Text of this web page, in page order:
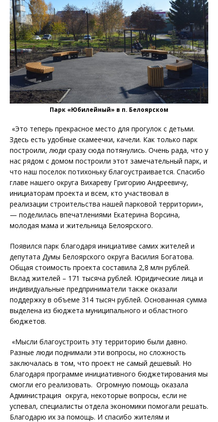
Парк «Юбилейный» в п. Белоярском
«Это теперь прекрасное место для прогулок с детьми.
Здесь есть удобные скамеечки, качели. Как только парк
построили, люди сразу сюда потянулись. Очень рада, что у
нас рядом с домом построили этот замечательный парк, и
что наш поселок потихоньку благоустраивается. Спасибо
главе нашего округа Вихареву Григорию Андреевичу,
инициаторам проекта и всем, кто участвовал в
реализации строительства нашей парковой территории»,
— поделилась впечатлениями Екатерина Ворсина,
молодая мама и жительница Белоярского.
Появился парк благодаря инициативе самих жителей и
депутата Думы Белоярского округа Василия Богатова.
Общая стоимость проекта составила 2,8 млн рублей.
Вклад жителей – 171 тысяча рублей. Юридические лица и
индивидуальные предприниматели также оказали
поддержку в объеме 314 тысяч рублей. Основанная сумма
выделена из бюджета муниципального и областного
бюджетов.
«Мысли благоустроить эту территорию были давно.
Разные люди поднимали эти вопросы, но сложность
заключалась в том, что проект не самый дешевый. Но
благодаря программе инициативного бюджетирования мы
смогли его реализовать. Огромную помощь оказала
Администрация округа, некоторые вопросы, если не
успевал, специалисты отдела экономики помогали решать.
Благодарю их за помощь. И спасибо жителям и